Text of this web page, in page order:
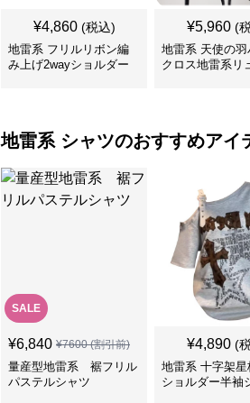
¥4,860 (税込)
地雷系 フリルリボン編
み上げ2wayショルダー
¥5,960 (
地雷系 天使の羽
クロス地雷系リ
地雷系 シャツのおすすめアイ
SALE
¥6,840 ¥7600(割引前)
量産型地雷系 裾フリル
パステルシャツ
¥4,890 (
地雷系 十字架星
ショルダー半袖